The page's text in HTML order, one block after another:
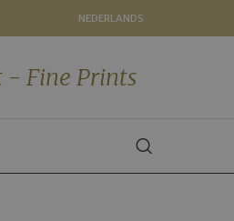
NEDERLANDS
- Fine Prints